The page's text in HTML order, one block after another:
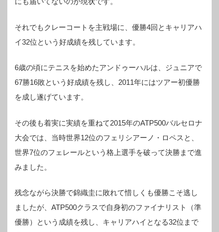
それでもクレーコートを主戦場に、優勝4回とキャリアハ
イ32位という好成績を残しています。
6歳の頃にテニスを始めたアンドゥーハルは、ジュニアで
67勝16敗という好成績を残し、2011年にはツアー初優勝
を成し遂げています。
その後も着実に実績を重ねて2015年のATP500バルセロナ
大会では、当時世界12位のフェリシアーノ・ロペスと、
世界7位のフェレールという格上選手を破って決勝まで進
みました。
残念ながら決勝で錦織圭に敗れて惜しくも優勝こそ逃し
ましたが、ATP500クラスで自身初のファイナリスト（準
優勝）という成績を残し、キャリアハイとなる32位まで